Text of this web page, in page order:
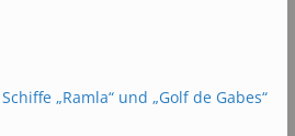
„Ramla“ und „Golf de Gabes“